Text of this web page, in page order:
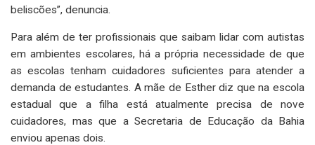
beliscões”, denuncia.
Para além de ter profissionais que saibam lidar com autistas
em ambientes escolares, há a própria necessidade de que
as escolas tenham cuidadores suficientes para atender a
demanda de estudantes. A mãe de Esther diz que na escola
estadual que a filha está atualmente precisa de nove
cuidadores, mas que a Secretaria de Educação da Bahia
enviou apenas dois.